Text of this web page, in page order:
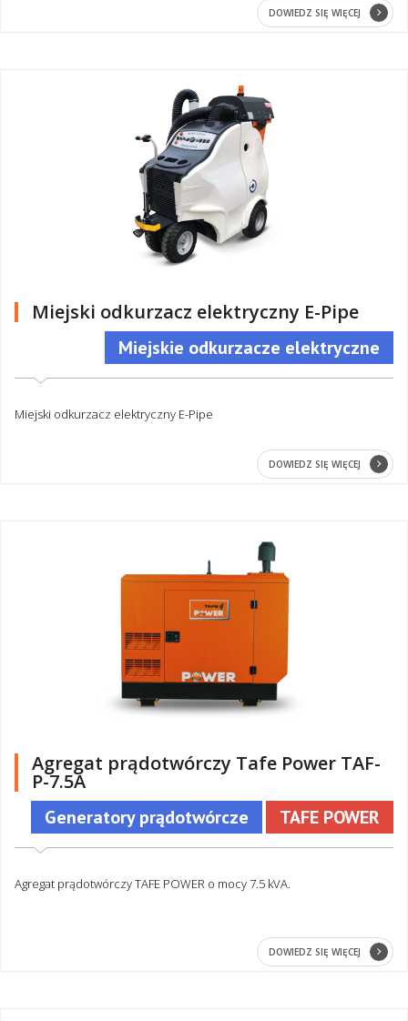
DOWIEDZ SIĘ WIĘCEJ
Miejski odkurzacz elektryczny E-Pipe
Miejskie odkurzacze elektryczne
Miejski odkurzacz elektryczny E-Pipe
DOWIEDZ SIĘ WIĘCEJ
Agregat prądotwórczy Tafe Power TAF-
P-7.5A
Generatory prądotwórcze TAFE POWER
Agregat prądotwórczy TAFE POWER o mocy 7.5 kVA.
DOWIEDZ SIĘ WIĘCEJ